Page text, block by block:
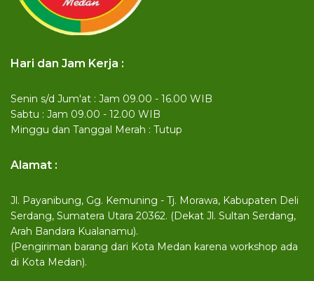
Hari dan Jam Kerja :
Senin s/d Jum'at : Jam 09.00 - 16.00 WIB
Sabtu : Jam 09.00 - 12.00 WIB
Minggu dan Tanggal Merah : Tutup
Alamat :
Jl. Payanibung, Gg. Kemuning - Tj. Morawa, Kabupaten Deli
Serdang, Sumatera Utara 20362. (Dekat Jl. Sultan Serdang,
Arah Bandara Kualanamu).
(Pengiriman barang dari Kota Medan karena workshop ada
di Kota Medan).